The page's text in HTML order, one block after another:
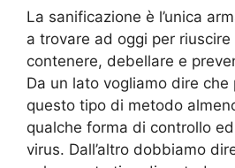
La sanificazione è l’unica
a trovare ad oggi per
contenere, debellare e
Da un lato vogliamo dire che
questo tipo di metodo
qualche forma di controllo
virus. Dall’altro dobbiamo